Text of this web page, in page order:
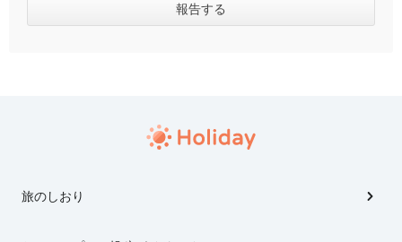
旅のしおり